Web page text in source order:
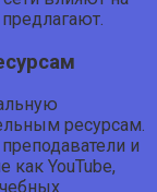
ресурсам.
и
как YouTube,